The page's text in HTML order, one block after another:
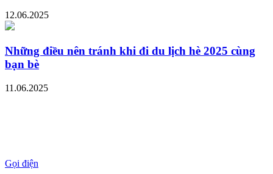
12.06.2025
Những điều nên tránh khi đi du lịch hè 2025 cùng
bạn bè
11.06.2025
Gọi điện